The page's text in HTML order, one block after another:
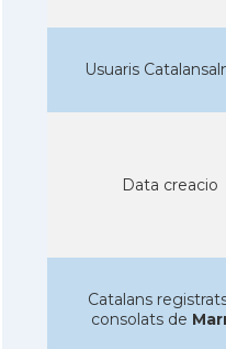
Usuaris
Data creacio
Catalans
consolats de